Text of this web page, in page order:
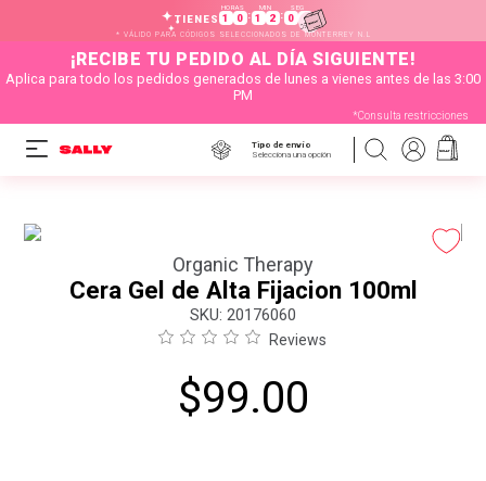
TIENES
HORAS
1 0 :
MIN
1 2 :
SEG
0 0
* VÁLIDO PARA CÓDIGOS SELECCIONADOS DE MONTERREY N.L
¡RECIBE TU PEDIDO AL DÍA SIGUIENTE!
Aplica para todo los pedidos generados de lunes a vienes antes de las 3:00
PM
*Consulta restricciones
Tipo de envío
Selecciona una opción
Organic Therapy
Cera Gel de Alta Fijacion 100ml
: 20176060
Reviews
$99.00